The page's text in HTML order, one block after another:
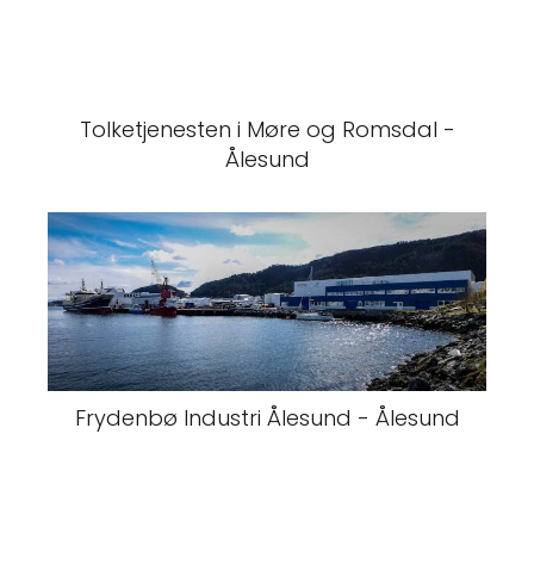
Tolketjenesten i Møre og Romsdal -
Ålesund
Frydenbø Industri Ålesund - Ålesund